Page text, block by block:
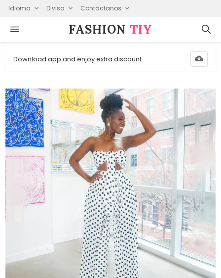
Idioma Divisa Contáctanos
FASHION⁠ TIY
Download app and enjoy extra discount